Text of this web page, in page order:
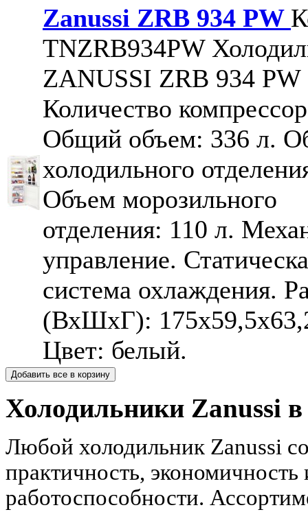
Zanussi ZRB 934 PW
TNZRB934PW
ZANUSSI ZRB 934 PW
Количество
Общий объем: 336 л.
холодильного
Объем морозильного
отделения: 110 л.
управление.
система охлаждения.
(ВхШхГ):
Цвет: белый.
Холодильники Zanussi
Любой холодильник Zanussi
практичность,
работоспособности.